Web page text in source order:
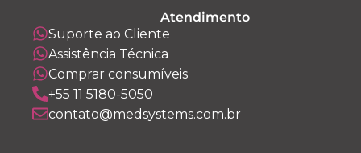
Atendimento
Suporte ao Cliente
Assistência Técnica
Comprar consumíveis
+55 11 5180-5050
contato@medsystems.com.br